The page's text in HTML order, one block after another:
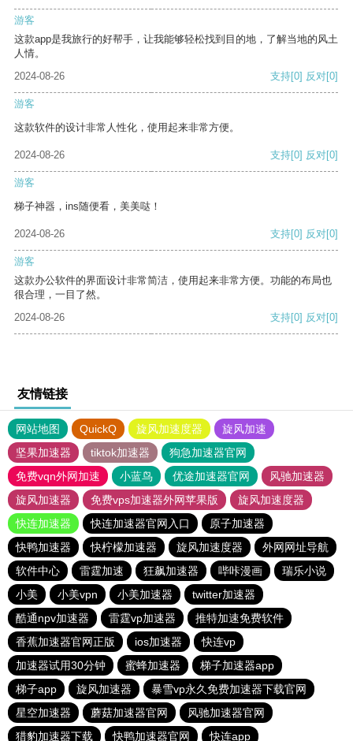
游客
这款app是我旅行的好帮手，让我能够轻松找到目的地，了解当地的风土
人情。
2024-08-26
支持[0] 反对[0]
游客
这款软件的设计非常人性化，使用起来非常方便。
2024-08-26 支持[0] 反对[0]
游客
梯子神器，ins随便看，美美哒！
2024-08-26 支持[0] 反对[0]
游客
这款办公软件的界面设计非常简洁，使用起来非常方便。功能的布局也
很合理，一目了然。
2024-08-26
支持[0] 反对[0]
友情链接
网站地图 QuickQ 旋风加速度器
旋风加速
坚果加速器
tiktok加速器
狗急加速器官网
免费vqn外网加速
小蓝鸟 优途加速器官网
风驰加速器
旋风加速器
免费vps加速器外网苹果版
旋风加速度器
快连加速器
快连加速器官网入口
原子加速器
快鸭加速器
快柠檬加速器 旋风加速度器
外网网址导航
软件中心
雷霆加速 狂飙加速器 哔咔漫画
瑞乐小说
小美
小美vpn 小美加速器
twitter加速器
酷通npv加速器
雷霆vp加速器
推特加速免费软件
香蕉加速器官网正版
ios加速器
快连vp
加速器试用30分钟
蜜蜂加速器
梯子加速器app
梯子app
旋风加速器
暴雪vp永久免费加速器下载官网
星空加速器
蘑菇加速器官网
风驰加速器官网
猎豹加速器下载
快鸭加速器官网 快连app